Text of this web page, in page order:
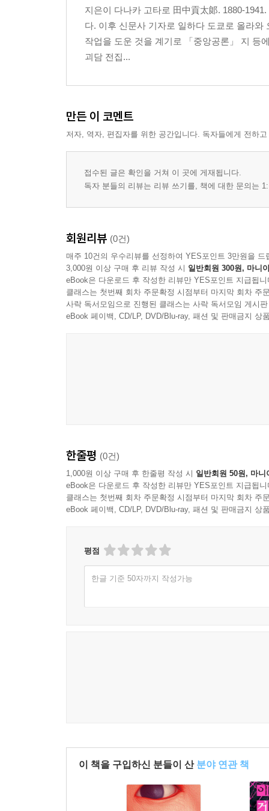
지은이 다나카 고타로 田中貢太郞. 1880-
다. 이후 신문사 기자로 일하다 도쿄로 올라
작업을 도운 것을 계기로 「중앙공론」 지 등
괴담 전집...
만든 이 코멘트
저자, 역자, 편집자를 위한 공간입니다. 독자들에게 전하
접수된 글은 확인을 거쳐 이 곳에 게재됩니다.
독자 분들의 리뷰는 리뷰 쓰기를, 책에 대한 문의는
회원리뷰 (0건)
매주 10건의 우수리뷰를 선정하여 YES포인트 3만원을 드
3,000원 이상 구매 후 리뷰 작성 시 일반회원 300원, 마니
eBook은 다운로드 후 작성한 리뷰만 YES포인트 지급됩니
클래스는 첫번째 회차 주문확정 시점부터 마지막 회차 주
사락 독서모임으로 진행된 클래스는 사락 독서모임 게시
eBook 페이백, CD/LP, DVD/Blu-ray, 패션 및 판매금지 상
한줄평 (0건)
1,000원 이상 구매 후 한줄평 작성 시 일반회원 50원, 마니
eBook은 다운로드 후 작성한 리뷰만 YES포인트 지급됩니
클래스는 첫번째 회차 주문확정 시점부터 마지막 회차 주
eBook 페이백, CD/LP, DVD/Blu-ray, 패션 및 판매금지 상
평점
한글 기준 50자까지 작성가능
이 책을 구입하신 분들이 산 분야 연관 책